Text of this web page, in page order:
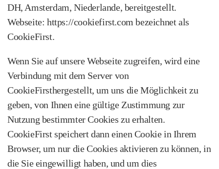
DH, Amsterdam, Niederlande, bereitgestellt.
Webseite: https://cookiefirst.com bezeichnet als
CookieFirst.
Wenn Sie auf unsere Webseite zugreifen, wird eine
Verbindung mit dem Server von
CookieFirsthergestellt, um uns die Möglichkeit zu
geben, von Ihnen eine gültige Zustimmung zur
Nutzung bestimmter Cookies zu erhalten.
CookieFirst speichert dann einen Cookie in Ihrem
Browser, um nur die Cookies aktivieren zu können, in
die Sie eingewilligt haben, und um dies